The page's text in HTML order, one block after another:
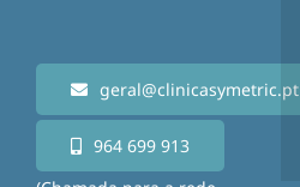
geral@clinicasymetric.pt
964 699 913